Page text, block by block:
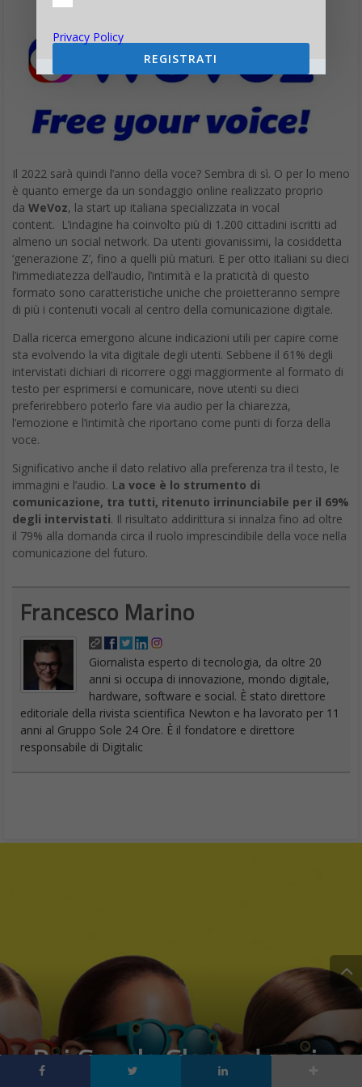
Il 2022 sarà quindi l’anno della voce? Sembra di sì. O per lo meno
è quanto emerge da un sondaggio online realizzato proprio
da WeVoz, la start up italiana specializzata in vocal
content. L’indagine ha coinvolto più di 1.200 cittadini iscritti ad
almeno un social network. Da utenti giovanissimi, la cosiddetta
‘generazione Z’, fino a quelli più maturi. E per otto italiani su dieci
l’immediatezza dell’audio, l’intimità e la praticità di questo
formato sono caratteristiche uniche che proietteranno sempre
di più i contenuti vocali al centro della comunicazione digitale.
Dalla ricerca emergono alcune indicazioni utili per capire come
sta evolvendo la vita digitale degli utenti. Sebbene il 61% degli
intervistati dichiari di ricorrere oggi maggiormente al formato di
testo per esprimersi e comunicare, nove utenti su dieci
preferirebbero poterlo fare via audio per la chiarezza,
l’emozione e l’intimità che riportano come punti di forza della
voce.
Significativo anche il dato relativo alla preferenza tra il testo, le
immagini e l’audio. La voce è lo strumento di
comunicazione, tra tutti, ritenuto irrinunciabile per il 69%
degli intervistati. Il risultato addirittura si innalza fino ad oltre
il 79% alla domanda circa il ruolo imprescindibile della voce nella
comunicazione del futuro.
Francesco Marino
Giornalista esperto di tecnologia, da oltre 20
anni si occupa di innovazione, mondo digitale,
hardware, software e social. È stato direttore
editoriale della rivista scientifica Newton e ha lavorato per 11
anni al Gruppo Sole 24 Ore. È il fondatore e direttore
responsabile di Digitalic
Dai Google Glass ad oggi:
Privacy Policy
REGISTRATI